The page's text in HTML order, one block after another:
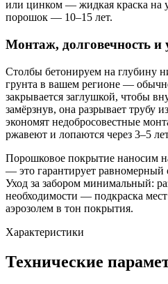
или цинком — жидкая краска на
порошок — 10–15 лет.
Монтаж, долговечность и
Столбы бетонируем на глубину
грунта в вашем регионе —
закрывается заглушкой, чтобы
замёрзнув, она разрывает трубу
экономят недобросовестные
ржавеют и лопаются через 3–5
Порошковое покрытие наносим
— это гарантирует равномерный
Уход за забором минимальный:
необходимости — подкраска
аэрозолем в тон покрытия.
Характеристики
Технические